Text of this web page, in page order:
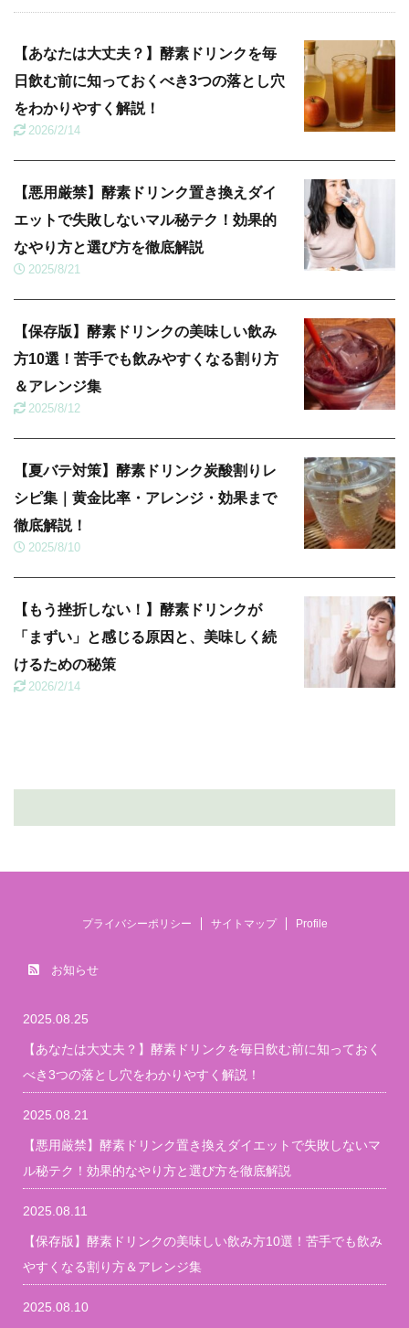
【あなたは大丈夫？】酵素ドリンクを毎
日飲む前に知っておくべき3つの落とし穴
をわかりやすく解説！
2026/2/14
【悪用厳禁】酵素ドリンク置き換えダイ
エットで失敗しないマル秘テク！効果的
なやり方と選び方を徹底解説
2025/8/21
【保存版】酵素ドリンクの美味しい飲み
方10選！苦手でも飲みやすくなる割り方
＆アレンジ集
2025/8/12
【夏バテ対策】酵素ドリンク炭酸割りレ
シピ集｜黄金比率・アレンジ・効果まで
徹底解説！
2025/8/10
【もう挫折しない！】酵素ドリンクが
「まずい」と感じる原因と、美味しく続
けるための秘策
2026/2/14
プライバシーポリシー サイトマップ Profile
お知らせ
2025.08.25
【あなたは大丈夫？】酵素ドリンクを毎日飲む前に知っておく
べき3つの落とし穴をわかりやすく解説！
2025.08.21
【悪用厳禁】酵素ドリンク置き換えダイエットで失敗しないマ
ル秘テク！効果的なやり方と選び方を徹底解説
2025.08.11
【保存版】酵素ドリンクの美味しい飲み方10選！苦手でも飲み
やすくなる割り方＆アレンジ集
2025.08.10